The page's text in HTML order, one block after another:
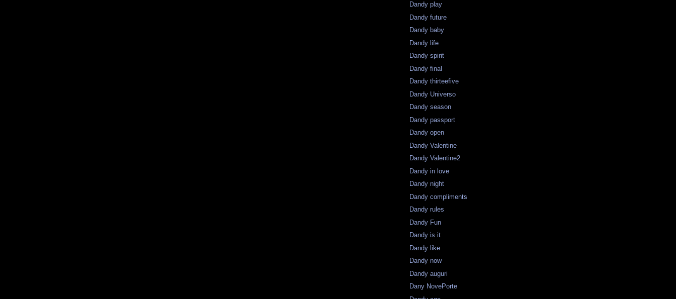
Dandy play
Dandy future
Dandy baby
Dandy life
Dandy spirit
Dandy final
Dandy thirteefive
Dandy Universo
Dandy season
Dandy passport
Dandy open
Dandy Valentine
Dandy Valentine2
Dandy in love
Dandy night
Dandy compliments
Dandy rules
Dandy Fun
Dandy is it
Dandy like
Dandy now
Dandy auguri
Dany NovePorte